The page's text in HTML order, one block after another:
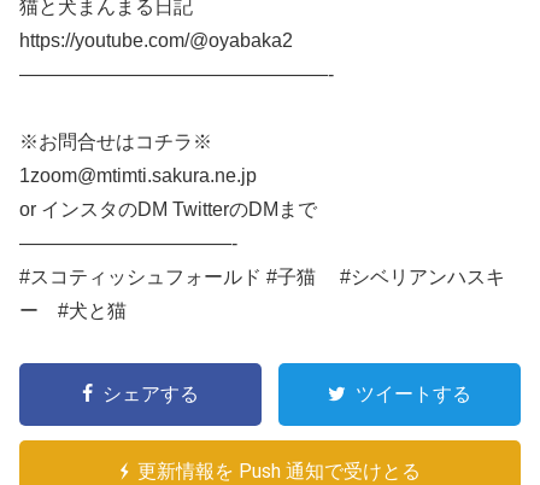
猫と犬まんまる日記
https://youtube.com/@oyabaka2
————————————————-
※お問合せはコチラ※
1zoom@mtimti.sakura.ne.jp
or インスタのDM TwitterのDMまで
———————————-
#スコティッシュフォールド #子猫 #シベリアンハスキ
ー #犬と猫
シェアする ツイートする
更新情報を Push 通知で受けとる